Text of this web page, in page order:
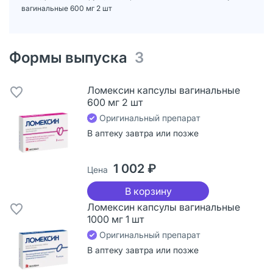
вагинальные 600 мг 2 шт
Формы выпуска 3
Ломексин капсулы вагинальные
600 мг 2 шт
Оригинальный препарат
В аптеку завтра или позже
Цена 1 002 ₽
В корзину
Ломексин капсулы вагинальные
1000 мг 1 шт
Оригинальный препарат
В аптеку завтра или позже